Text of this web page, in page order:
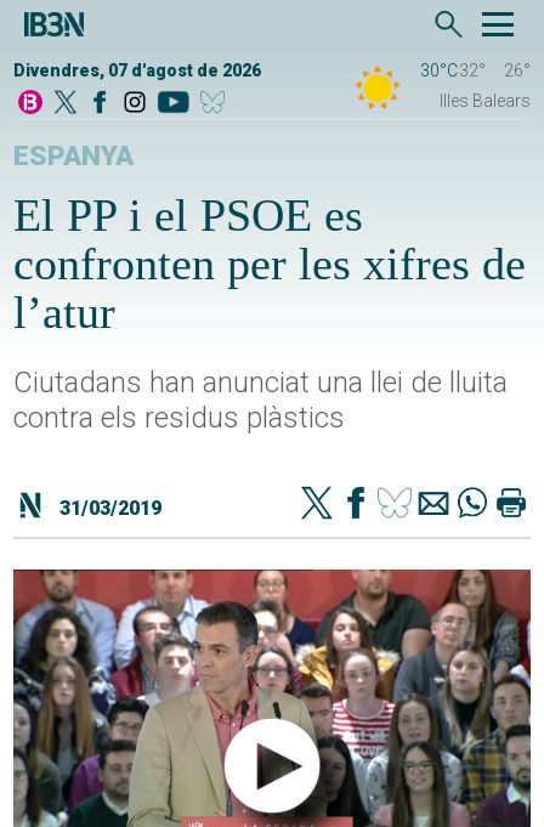
Divendres, 07 d'agost de 2026 30°C32°
26°
Illes Balears
ESPANYA
El PP i el PSOE es
confronten per les xifres de
l’atur
Ciutadans han anunciat una llei de lluita
contra els residus plàstics
31/03/2019